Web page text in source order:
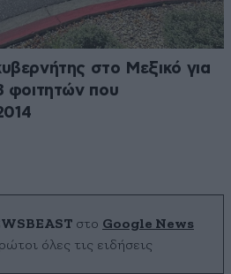
στο Μεξικό για
φοιτητών που
στο Google News
όλες τις ειδήσεις